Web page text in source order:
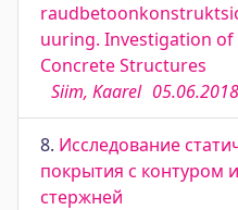
uuring. Investigation
Concrete Structures
Siim, Kaarel 05.06.2018
8. Исследование
покрытия с контуром
стержней